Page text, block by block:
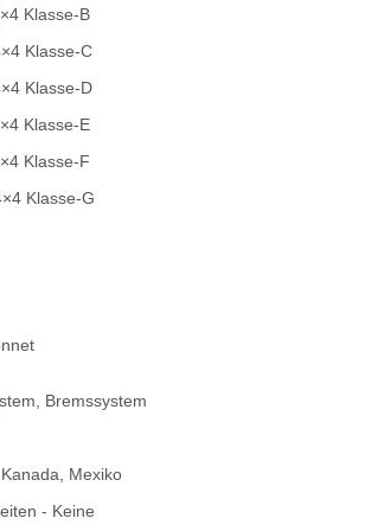
Klasse-B
Klasse-C
Klasse-D
Klasse-E
Klasse-F
Klasse-G
Bremssystem
Mexiko
- Keine